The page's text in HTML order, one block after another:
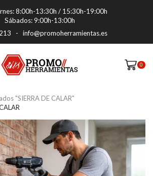
8:00h-13:30h / 15:30h-19:00h
Sábados: 9:00h-13:00h
- info@promoherramientas.es
0
"SIERRA DE CALAR"